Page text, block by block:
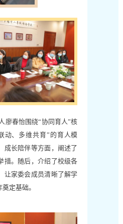
廖春怡围绕“协同育人”核
动、多维共育”的育人模
成长陪伴等方面，阐述了
措。随后，介绍了校级各
让家委会成员清晰了解学
定基础。